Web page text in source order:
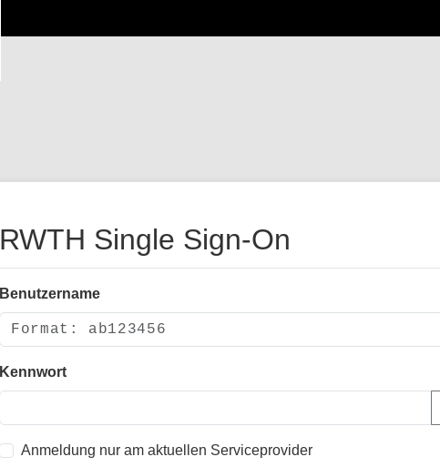
RWTH Single Sign-On
Benutzername
Kennwort
Anmeldung nur am aktuellen Serviceprovider